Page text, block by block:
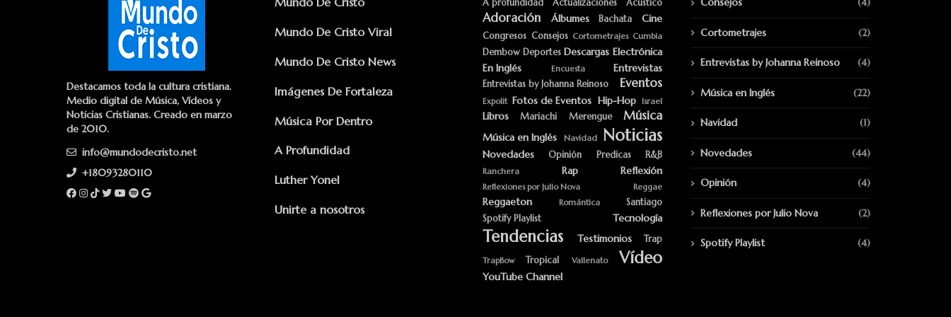
Destacamos toda la cultura cristiana.
Medio digital de Música, Vídeos y
Noticias Cristianas. Creado en marzo
de 2010.
info@mundodecristo.net
+18093280110
Mundo De Cristo Viral
Mundo De Cristo News
Imágenes De Fortaleza
Música Por Dentro
A Profundidad
Luther Yonel
Unirte a nosotros
A profundidad Actualizaciones Acústico
Adoración Álbumes Bachata Cine
Congresos Consejos Cortometrajes Cumbia
Dembow Deportes Descargas Electrónica
En Inglés
Encuesta Entrevistas
Entrevistas by Johanna Reinoso Eventos
Expolit Fotos de Eventos Hip-Hop Israel
Libros Mariachi Merengue Música
Música en Inglés Navidad Noticias
Novedades Opinión Predicas R&B
Ranchera Rap Reflexión
Reflexiones por Julio Nova Reggae
Reggaeton Romántica
Santiago
Spotify Playlist
Tecnología
Tendencias Testimonios Trap
TrapBow Tropical Vallenato Vídeo
YouTube Channel
Cortometrajes (2)
Entrevistas by Johanna Reinoso (4)
Música en Inglés (22)
Navidad (1)
Novedades (44)
Opinión (4)
Reflexiones por Julio Nova (2)
Spotify Playlist (4)